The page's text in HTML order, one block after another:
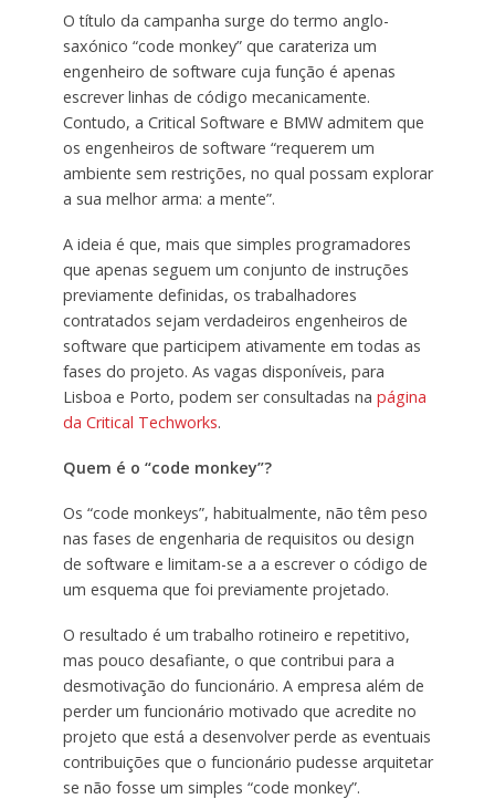
O título da campanha surge do termo anglo-
saxónico “code monkey” que carateriza um
engenheiro de software cuja função é apenas
escrever linhas de código mecanicamente.
Contudo, a Critical Software e BMW admitem que
os engenheiros de software “requerem um
ambiente sem restrições, no qual possam explorar
a sua melhor arma: a mente”.
A ideia é que, mais que simples programadores
que apenas seguem um conjunto de instruções
previamente definidas, os trabalhadores
contratados sejam verdadeiros engenheiros de
software que participem ativamente em todas as
fases do projeto. As vagas disponíveis, para
Lisboa e Porto, podem ser consultadas na página
da Critical Techworks.
Quem é o “code monkey”?
Os “code monkeys”, habitualmente, não têm peso
nas fases de engenharia de requisitos ou design
de software e limitam-se a a escrever o código de
um esquema que foi previamente projetado.
O resultado é um trabalho rotineiro e repetitivo,
mas pouco desafiante, o que contribui para a
desmotivação do funcionário. A empresa além de
perder um funcionário motivado que acredite no
projeto que está a desenvolver perde as eventuais
contribuições que o funcionário pudesse arquitetar
se não fosse um simples “code monkey”.